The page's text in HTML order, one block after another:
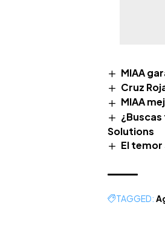
MIAA
Cruz
MIAA
Solutions
El temor
TAGGED: